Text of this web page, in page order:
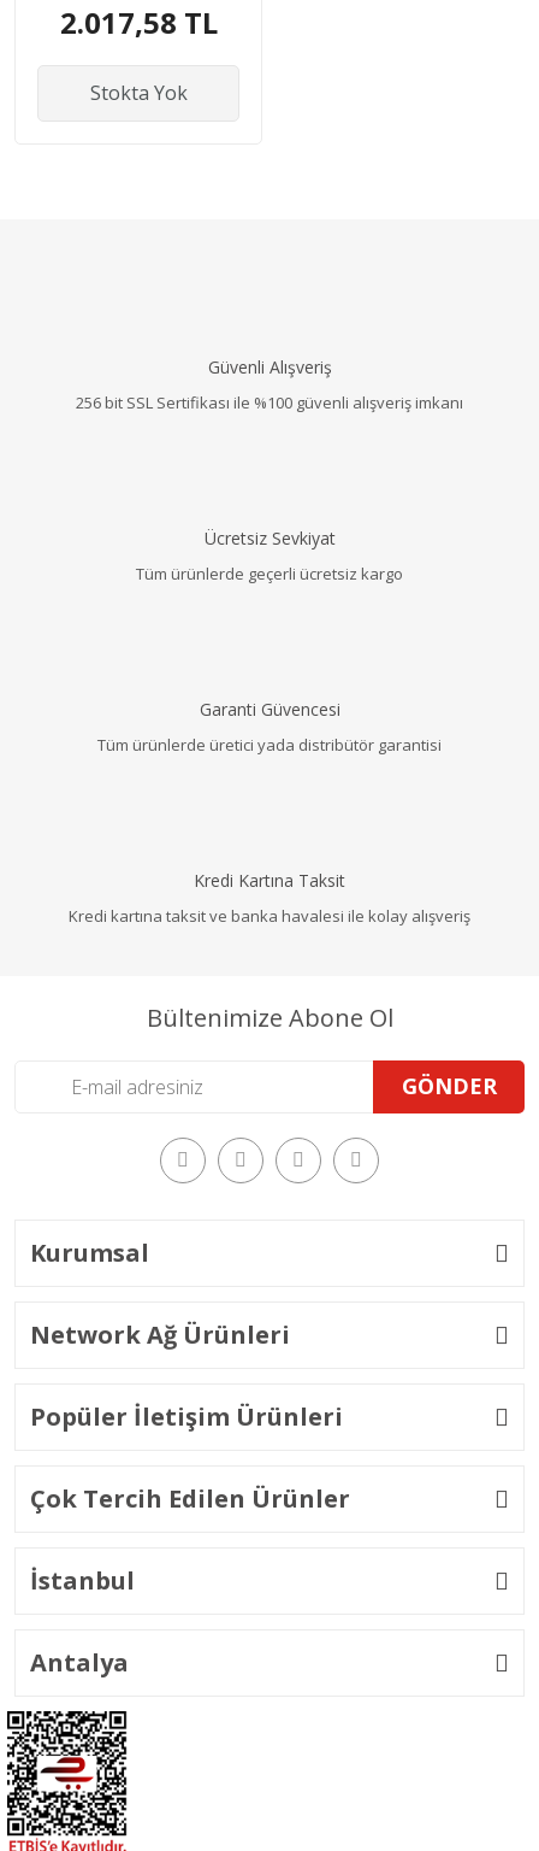
HOTSPOT ROUTER
2.017,58 TL
Stokta Yok
Güvenli Alışveriş
256 bit SSL Sertifikası ile %100 güvenli alışveriş imkanı
Ücretsiz Sevkiyat
Tüm ürünlerde geçerli ücretsiz kargo
Garanti Güvencesi
Tüm ürünlerde üretici yada distribütör garantisi
Kredi Kartına Taksit
Kredi kartına taksit ve banka havalesi ile kolay alışveriş
Bültenimize Abone Ol
GÖNDER
Kurumsal
Network Ağ Ürünleri
Popüler İletişim Ürünleri
Çok Tercih Edilen Ürünler
İstanbul
Antalya